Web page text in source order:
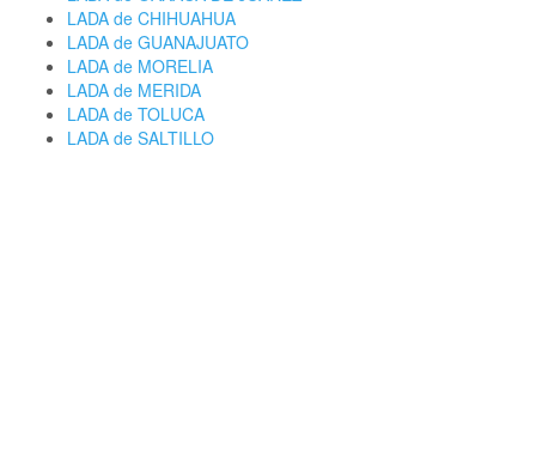
LADA de CHIHUAHUA
LADA de GUANAJUATO
LADA de MORELIA
LADA de MERIDA
LADA de TOLUCA
LADA de SALTILLO